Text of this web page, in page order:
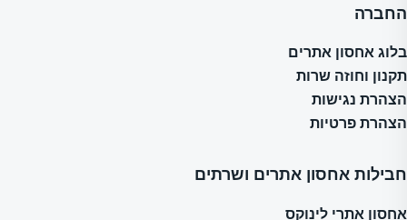
החברה
בלוג אחסון אתרים
תקנון וחוזה שרות
הצהרת נגישות
הצהרת פרטיות
חבילות אחסון אתרים ושרתים
אחסון אתרי לינוקס